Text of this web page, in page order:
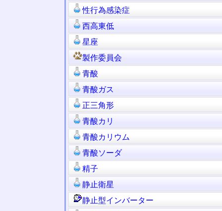
性行為感染症
西高東低
星座
製作委員会
青酸
青酸ガス
正三角形
青酸カリ
青酸カリウム
青酸ソーダ
精子
静止衛星
静止型インバーター